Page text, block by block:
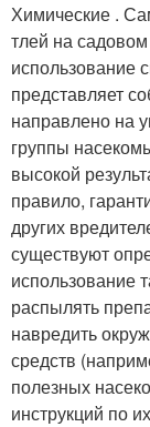
Химические .
тлей на
использование
представляет
направлено на
группы
высокой
правило,
других
существуют
использование
распылять
навредить
средств
полезных
инструкций по